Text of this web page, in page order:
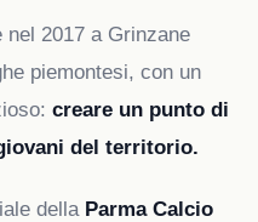
nel 2017 a Grinzane
piemontesi, con un
creare un punto di
del territorio.
della Parma Calcio